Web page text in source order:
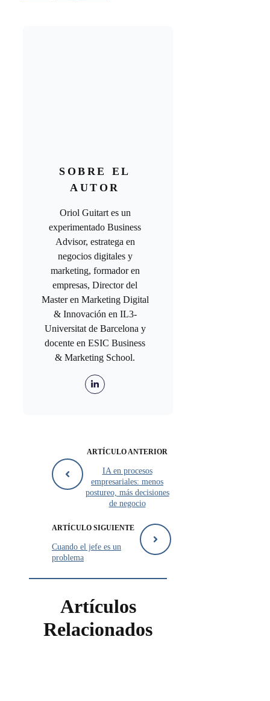
SOBRE EL
AUTOR
Oriol Guitart es un
experimentado Business
Advisor, estratega en
negocios digitales y
marketing, formador en
empresas, Director del
Master en Marketing Digital
& Innovación en IL3-
Universitat de Barcelona y
docente en ESIC Business
& Marketing School.
ARTÍCULO ANTERIOR
IA en procesos
empresariales: menos
postureo, más decisiones
de negocio
ARTÍCULO SIGUIENTE
Cuando el jefe es un
problema
Artículos
Relacionados